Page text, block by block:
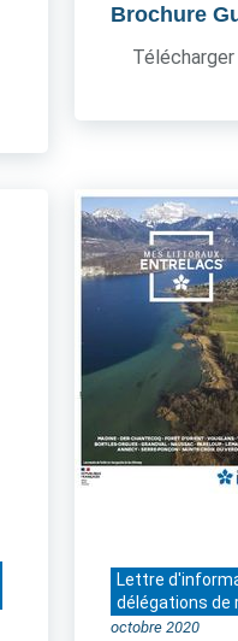
Brochure
Lettre
délégations de
octobre 2020